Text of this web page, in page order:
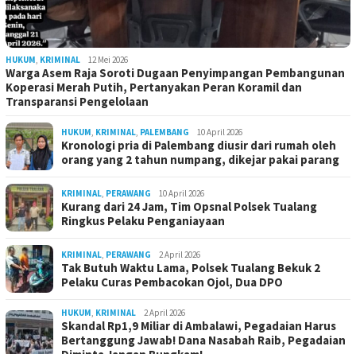
HUKUM KRIMINAL 12 Mei 2026
Warga Asem Raja Soroti Dugaan Penyimpangan Pembangunan
Koperasi Merah Putih, Pertanyakan Peran Koramil dan
Transparansi Pengelolaan
HUKUM KRIMINAL PALEMBANG 10 April 2026
Kronologi pria di Palembang diusir dari rumah oleh
orang yang 2 tahun numpang, dikejar pakai parang
KRIMINAL PERAWANG 10 April 2026
Kurang dari 24 Jam, Tim Opsnal Polsek Tualang
Ringkus Pelaku Penganiayaan
KRIMINAL PERAWANG 2 April 2026
Tak Butuh Waktu Lama, Polsek Tualang Bekuk 2
Pelaku Curas Pembacokan Ojol, Dua DPO
HUKUM KRIMINAL 2 April 2026
Skandal Rp1,9 Miliar di Ambalawi, Pegadaian Harus
Bertanggung Jawab! Dana Nasabah Raib, Pegadaian